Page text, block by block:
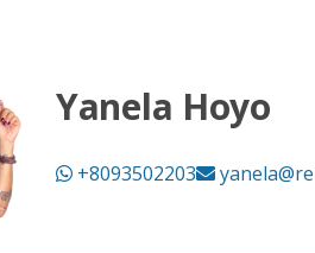
Yanela Hoyo
+8093502203